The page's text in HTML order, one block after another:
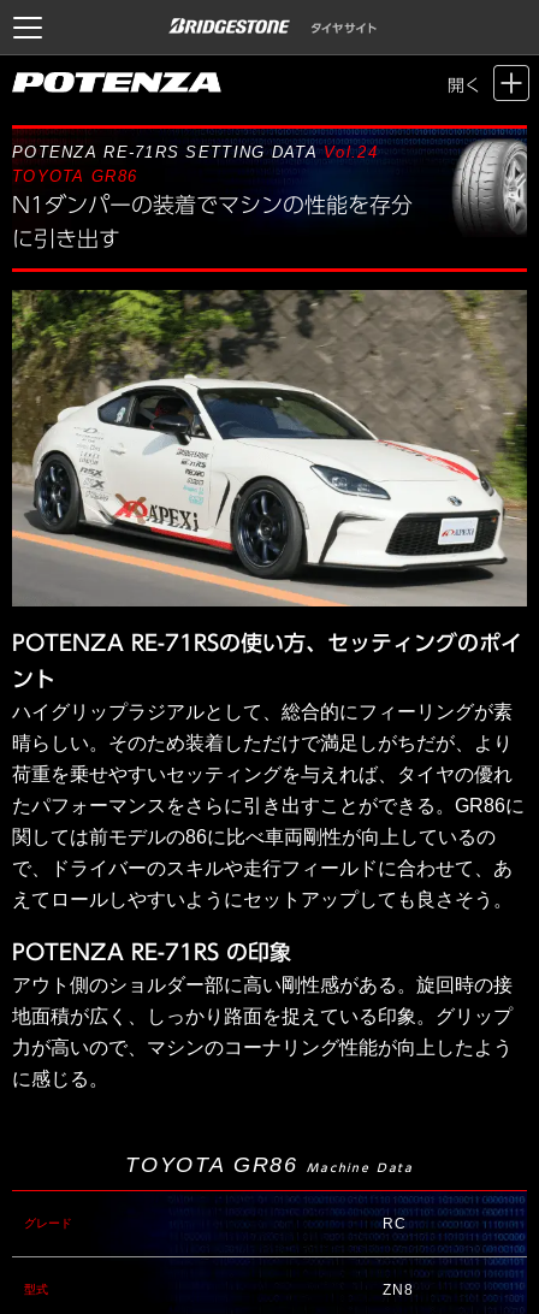
開く
Motor Sports / Time Attack > POTENZA SETTING DATA
> Vol.24 TOYOTA
POTENZA RE-71RS SETTING DATAVol.24
TOYOTA GR86
N1ダンパーの装着でマシンの性能を存分
に引き出す
POTENZA RE-71RSの使い方、セッティングのポイ
ント
ハイグリップラジアルとして、総合的にフィーリングが素
晴らしい。そのため装着しただけで満足しがちだが、より
荷重を乗せやすいセッティングを与えれば、タイヤの優れ
たパフォーマンスをさらに引き出すことができる。GR86に
関しては前モデルの86に比べ車両剛性が向上しているの
で、ドライバーのスキルや走行フィールドに合わせて、あ
えてロールしやすいようにセットアップしても良さそう。
POTENZA RE-71RS の印象
アウト側のショルダー部に高い剛性感がある。旋回時の接
地面積が広く、しっかり路面を捉えている印象。グリップ
力が高いので、マシンのコーナリング性能が向上したよう
に感じる。
TOYOTA GR86 Machine Data
グレード RC
型式 ZN8